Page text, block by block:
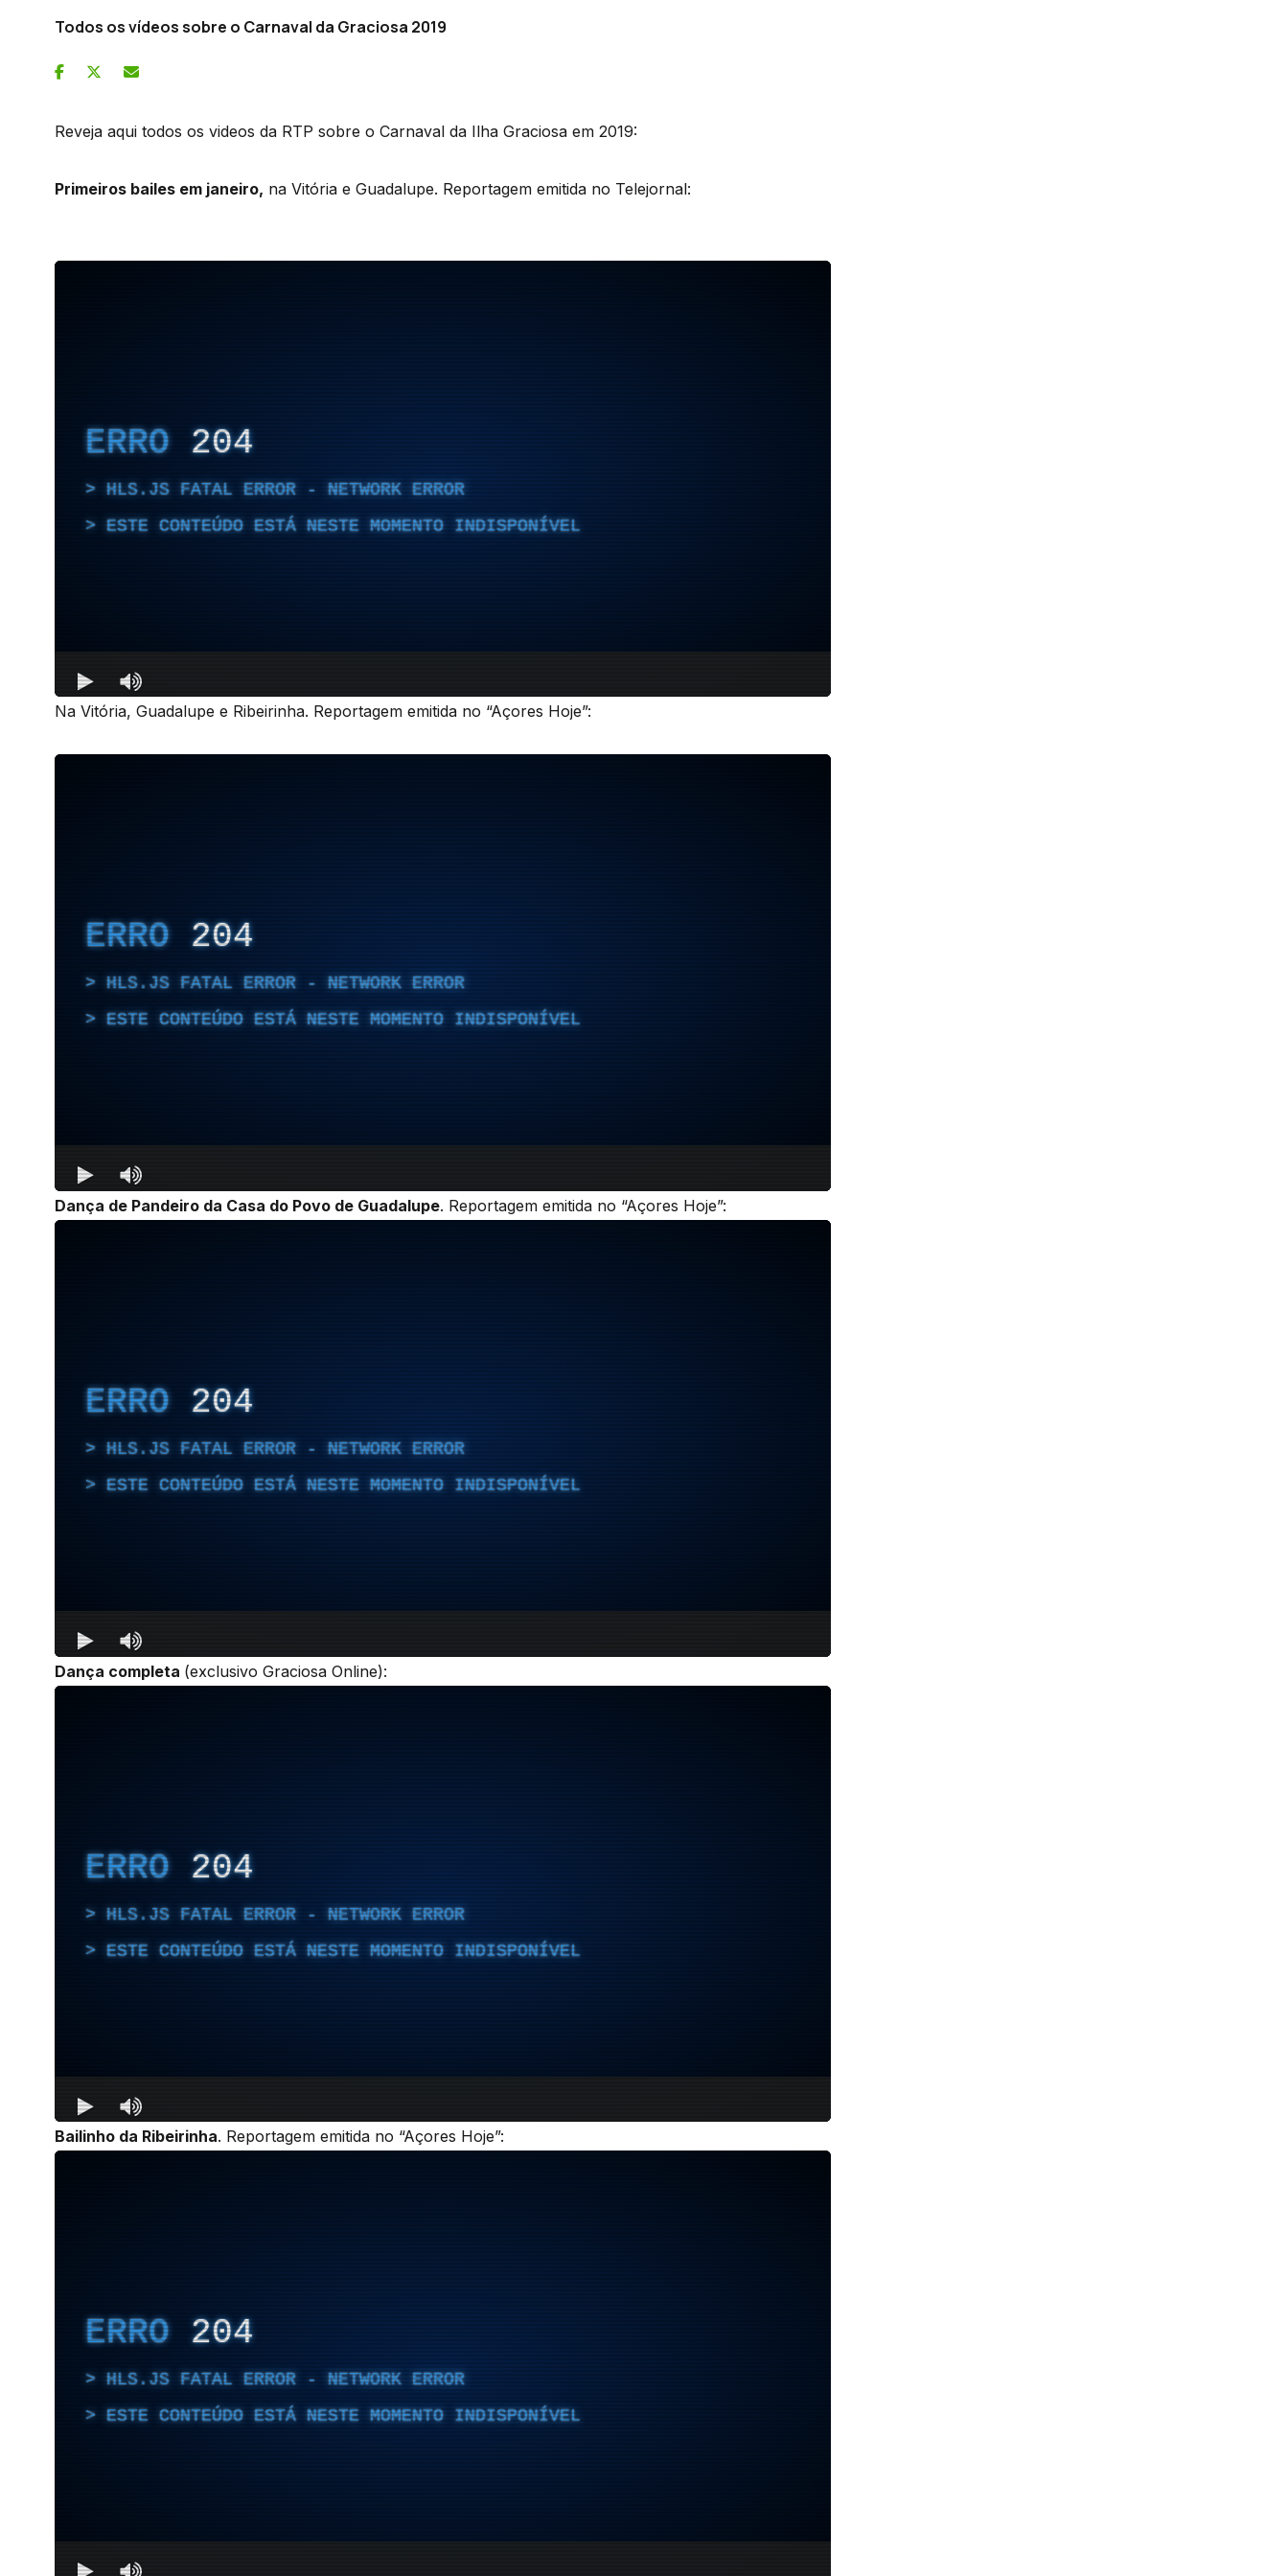
Todos os vídeos sobre o Carnaval da Graciosa 2019
Reveja aqui todos os videos da RTP sobre o Carnaval da Ilha Graciosa em 2019:
Primeiros bailes em janeiro, na Vitória e Guadalupe. Reportagem emitida no Telejornal:
Na Vitória, Guadalupe e Ribeirinha. Reportagem emitida no “Açores Hoje”:
Dança de Pandeiro da Casa do Povo de Guadalupe. Reportagem emitida no “Açores Hoje”:
Dança completa (exclusivo Graciosa Online):
Bailinho da Ribeirinha. Reportagem emitida no “Açores Hoje”: